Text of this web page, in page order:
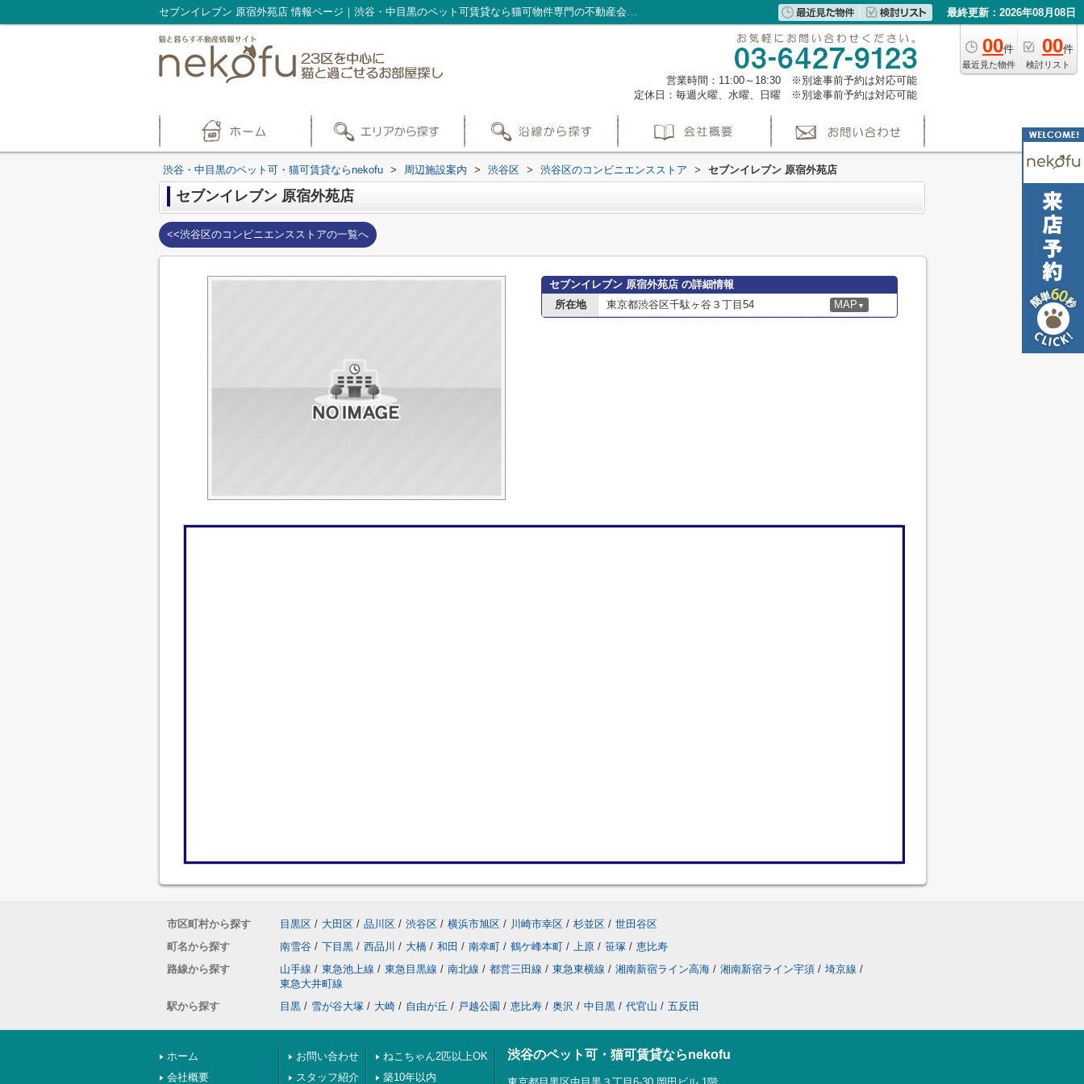
セブンイレブン 原宿外苑店 情報ページ｜渋谷・中目黒のペット可賃貸なら猫可物件専門の不動産会社nekofu 最終更新：2026年08月08日
00件
最近見た物件
00件
検討リスト
営業時間：11:00～18:30 ※別途事前予約は対応可能
定休日：毎週火曜、水曜、日曜 ※別途事前予約は対応可能
渋谷・中目黒のペット可・猫可賃貸ならnekofu > 周辺施設案内 > 渋谷区 > 渋谷区のコンビニエンスストア > セブンイレブン 原宿外苑店
セブンイレブン 原宿外苑店
<<渋谷区のコンビニエンスストアの一覧へ
セブンイレブン 原宿外苑店 の詳細情報
所在地
東京都渋谷区千駄ヶ谷３丁目54 MAP ▼
市区町村から探す 目黒区 / 大田区 / 品川区 / 渋谷区 / 横浜市旭区 / 川崎市幸区 / 杉並区 / 世田谷区
町名から探す
南雪谷 / 下目黒 / 西品川 / 大橋 / 和田 / 南幸町 / 鶴ケ峰本町 / 上原 / 笹塚 / 恵比寿
路線から探す
山手線 / 東急池上線 / 東急目黒線 / 南北線 / 都営三田線 / 東急東横線 / 湘南新宿ライン高海 / 湘南新宿ライン宇須 / 埼京線 /
東急大井町線
駅から探す
目黒 / 雪が谷大塚 / 大崎 / 自由が丘 / 戸越公園 / 恵比寿 / 奥沢 / 中目黒 / 代官山 / 五反田
ホーム
会社概要
お問い合わせ
スタッフ紹介
ねこちゃん2匹以上OK
築10年以内
渋谷のペット可・猫可賃貸ならnekofu